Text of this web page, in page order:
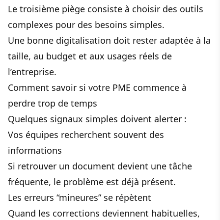
Le troisième piège consiste à choisir des outils
complexes pour des besoins simples.
Une bonne digitalisation doit rester adaptée à la
taille, au budget et aux usages réels de
l’entreprise.
Comment savoir si votre PME commence à
perdre trop de temps
Quelques signaux simples doivent alerter :
Vos équipes recherchent souvent des
informations
Si retrouver un document devient une tâche
fréquente, le problème est déjà présent.
Les erreurs “mineures” se répètent
Quand les corrections deviennent habituelles,